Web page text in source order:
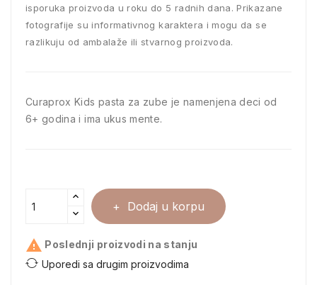
isporuka proizvoda u roku do 5 radnih dana. Prikazane
fotografije su informativnog karaktera i mogu da se
razlikuju od ambalaže ili stvarnog proizvoda.
Curaprox Kids pasta za zube je namenjena deci od
6+ godina i ima ukus mente.
Dodaj u korpu
 Poslednji proizvodi na stanju
Uporedi sa drugim proizvodima